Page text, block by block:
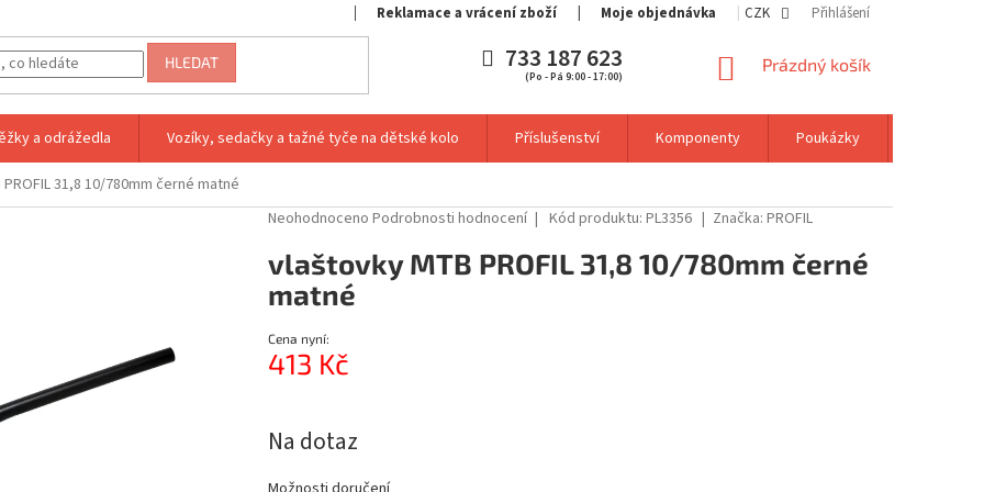
Reklamace a vrácení zboží Moje objednávka CZK Přihlášení
HLEDAT 733 187 623
(Po - Pá 9:00 - 17:00)
NÁKUPNÍ
Prázdný košík
a odrážedla Vozíky, sedačky a tažné tyče na dětské kolo Příslušenství Komponenty Poukázky
31,8 10/780mm černé matné
Průměrné
produktu
je
0,0
5
hvězdiček.
Neohodnoceno Podrobnosti hodnocení Kód produktu: PL3356 Značka:PROFIL
vlaštovky MTB PROFIL 31,8 10/780mm černé
matné
Cena nyní:
413 Kč
Na dotaz